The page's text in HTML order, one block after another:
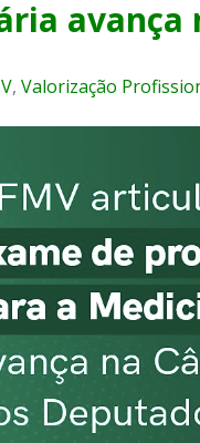
avança
, Valorização